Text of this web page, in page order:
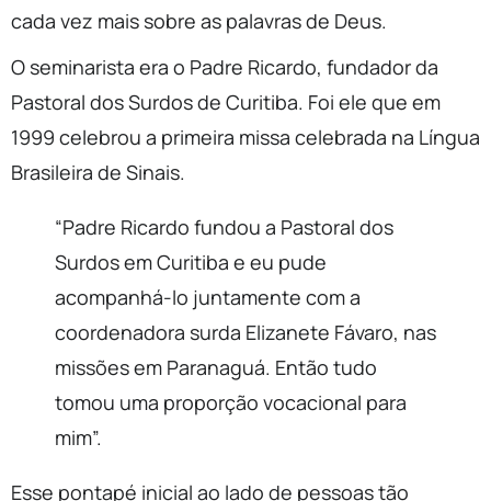
cada vez mais sobre as palavras de Deus.
O seminarista era o Padre Ricardo, fundador da
Pastoral dos Surdos de Curitiba. Foi ele que em
1999 celebrou a primeira missa celebrada na Língua
Brasileira de Sinais.
“Padre Ricardo fundou a Pastoral dos
Surdos em Curitiba e eu pude
acompanhá-lo juntamente com a
coordenadora surda Elizanete Fávaro, nas
missões em Paranaguá. Então tudo
tomou uma proporção vocacional para
mim”.
Esse pontapé inicial ao lado de pessoas tão